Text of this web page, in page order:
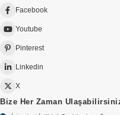
Facebook
Youtube
Pinterest
Linkedin
X
Bize Her Zaman